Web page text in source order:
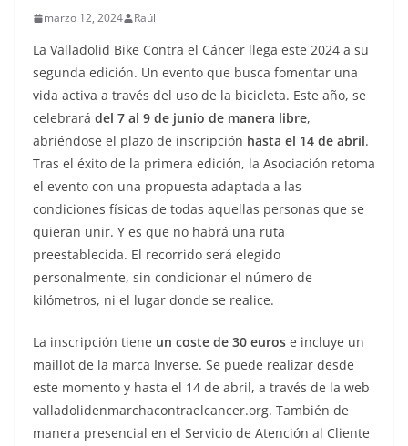
marzo 12, 2024 Raúl
La Valladolid Bike Contra el Cáncer llega este 2024 a su
segunda edición. Un evento que busca fomentar una
vida activa a través del uso de la bicicleta. Este año, se
celebrará del 7 al 9 de junio de manera libre,
abriéndose el plazo de inscripción hasta el 14 de abril.
Tras el éxito de la primera edición, la Asociación retoma
el evento con una propuesta adaptada a las
condiciones físicas de todas aquellas personas que se
quieran unir. Y es que no habrá una ruta
preestablecida. El recorrido será elegido
personalmente, sin condicionar el número de
kilómetros, ni el lugar donde se realice.
La inscripción tiene un coste de 30 euros e incluye un
maillot de la marca Inverse. Se puede realizar desde
este momento y hasta el 14 de abril, a través de la web
valladolidenmarchacontraelcancer.org. También de
manera presencial en el Servicio de Atención al Cliente